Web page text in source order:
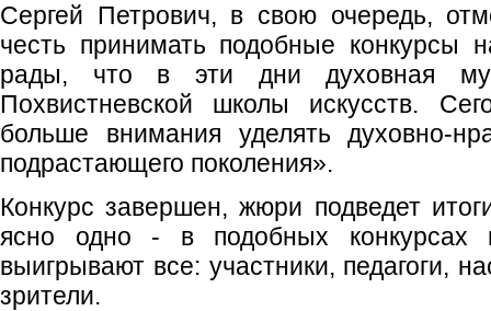
Сергей Петрович, в свою очередь,
честь принимать подобные конкурсы
рады, что в эти дни духовная
Похвистневской школы искусств.
больше внимания уделять духовно-
подрастающего поколения».
Конкурс завершен, жюри подведет
ясно одно - в подобных конкурсах
выигрывают все: участники, педагоги,
зрители.